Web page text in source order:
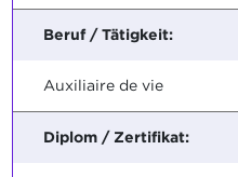
Beruf / Tätigkeit:
Auxiliaire de vie
Diplom / Zertifikat: